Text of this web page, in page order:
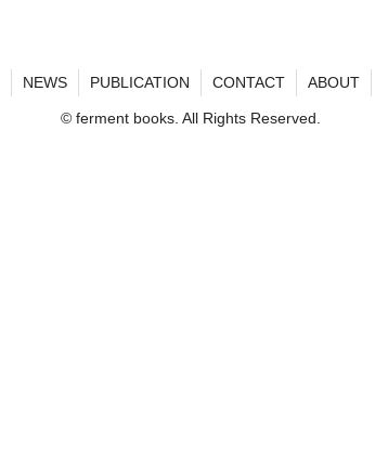
NEWS PUBLICATION CONTACT ABOUT
© ferment books. All Rights Reserved.